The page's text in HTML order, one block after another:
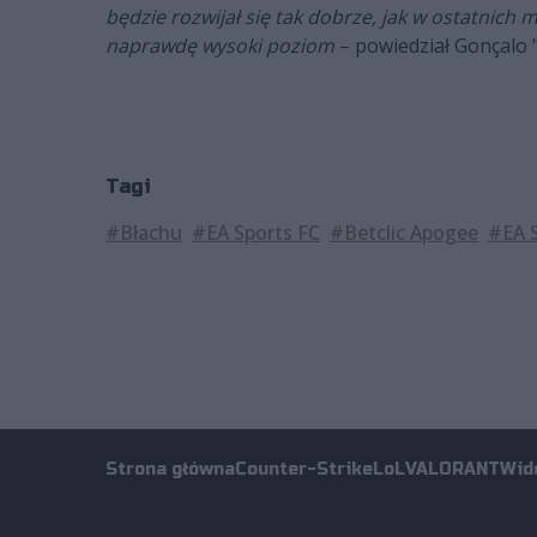
będzie rozwijał się tak dobrze, jak w ostatnich
naprawdę wysoki poziom – powiedział
Tagi
#Błachu #EA Sports FC #Betclic Apogee #EA
Strona głównaCounter-StrikeLoLVALORANT